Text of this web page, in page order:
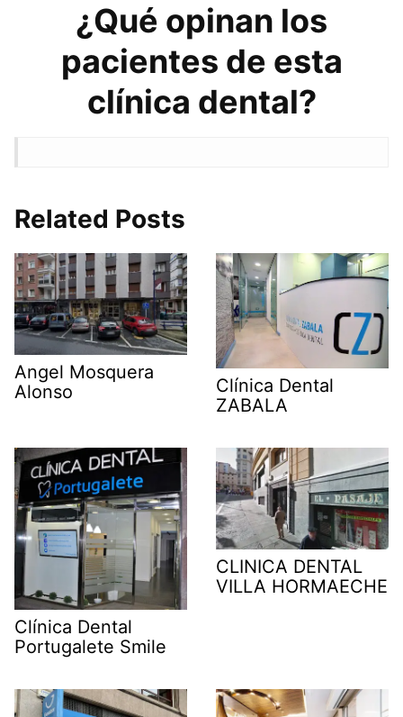
¿Qué opinan los
pacientes de esta
clínica dental?
Related Posts
Angel Mosquera
Alonso
Clínica Dental
ZABALA
Clínica Dental
Portugalete Smile
CLINICA DENTAL
VILLA HORMAECHE